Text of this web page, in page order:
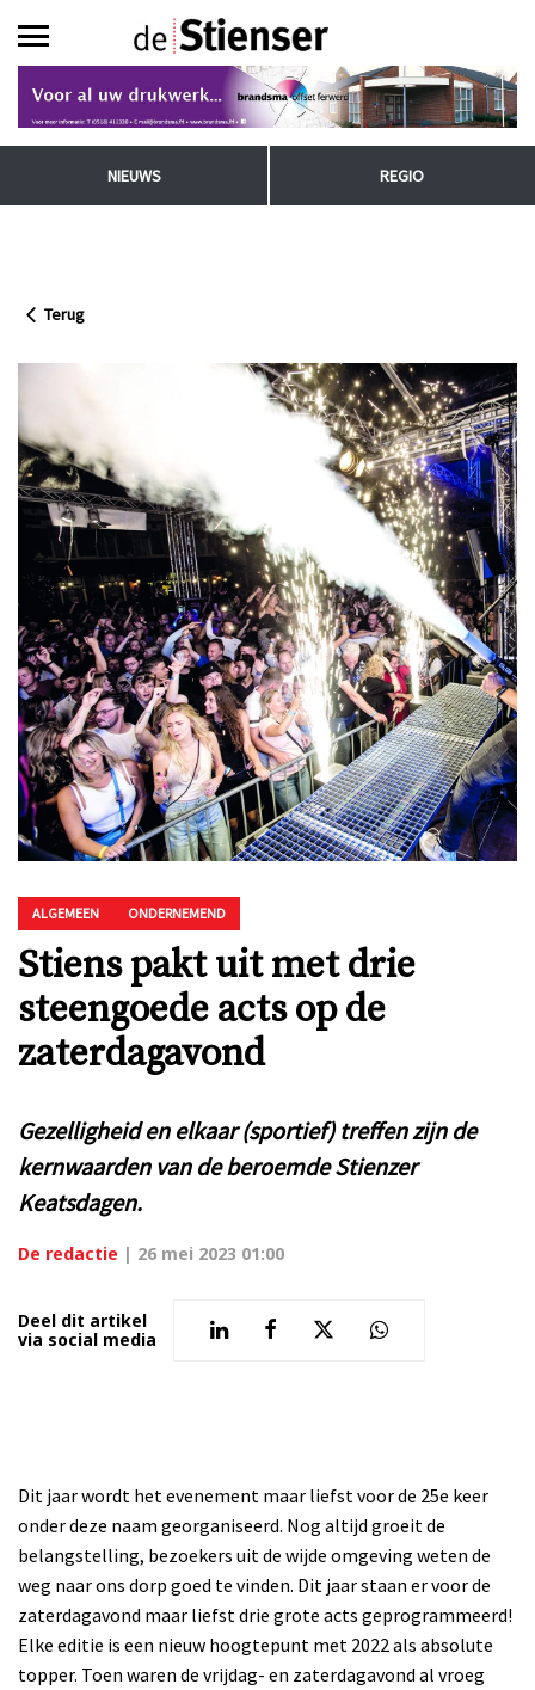
NIEUWS REGIO
Terug
ALGEMEEN ONDERNEMEND
Stiens pakt uit met drie
steengoede acts op de
zaterdagavond
Gezelligheid en elkaar (sportief) treffen zijn de
kernwaarden van de beroemde Stienzer
Keatsdagen.
De redactie | 26 mei 2023 01:00
Deel dit artikel
via social media
Dit jaar wordt het evenement maar liefst voor de 25e keer
onder deze naam georganiseerd. Nog altijd groeit de
belangstelling, bezoekers uit de wijde omgeving weten de
weg naar ons dorp goed te vinden. Dit jaar staan er voor de
zaterdagavond maar liefst drie grote acts geprogrammeerd!
Elke editie is een nieuw hoogtepunt met 2022 als absolute
topper. Toen waren de vrijdag- en zaterdagavond al vroeg